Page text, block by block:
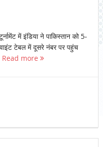
में इंडिया ने पाकिस्तान को 5-
टेबल में दूसरे नंबर पर पहुंच
Read more